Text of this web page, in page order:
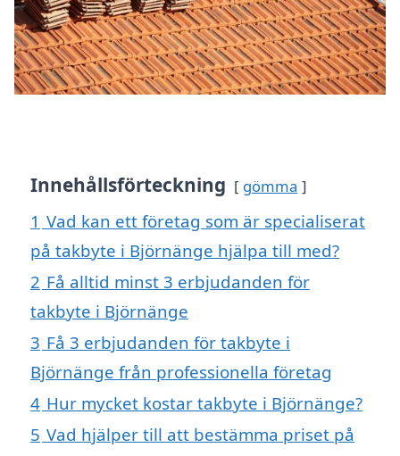
Innehållsförteckning gömma
1 Vad kan ett företag som är specialiserat
på takbyte i Björnänge hjälpa till med?
2 Få alltid minst 3 erbjudanden för
takbyte i Björnänge
3 Få 3 erbjudanden för takbyte i
Björnänge från professionella företag
4 Hur mycket kostar takbyte i Björnänge?
5 Vad hjälper till att bestämma priset på